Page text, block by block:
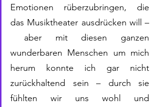
Emotionen rüberzubringen, die
das Musiktheater ausdrücken will –
aber mit diesen ganzen
wunderbaren Menschen um mich
herum konnte ich gar nicht
zurückhaltend sein – durch sie
fühlten wir uns wohl und